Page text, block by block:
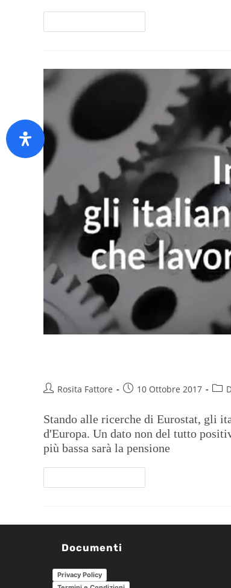
Rosita Fattore 10 Ottobre 2017
Stando alle ricerche di Eurostat, gli
d'Europa. Un dato non del tutto
più bassa sarà la pensione
Documenti
Privacy Policy